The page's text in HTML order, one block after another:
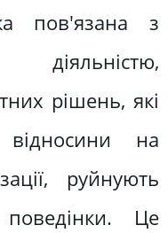
пов'язана з
діяльністю,
рішень, які
відносини на
руйнують
поведінки. Це